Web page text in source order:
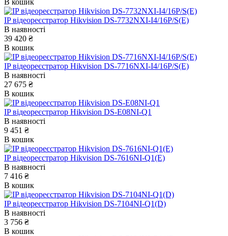
IP відеореєстратор Hikvision DS-7732NXI-I4/16P/S(E)
В наявності
39 420 ₴
В кошик
IP відеореєстратор Hikvision DS-7716NXI-I4/16P/S(E)
В наявності
27 675 ₴
В кошик
IP відеореєстратор Hikvision DS-E08NI-Q1
В наявності
9 451 ₴
В кошик
IP відеореєстратор Hikvision DS-7616NI-Q1(E)
В наявності
7 416 ₴
В кошик
IP відеореєстратор Hikvision DS-7104NI-Q1(D)
В наявності
3 756 ₴
В кошик